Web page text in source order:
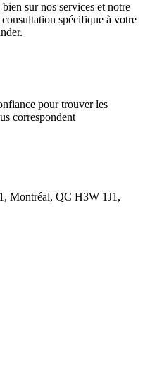
sur nos services et notre
spécifique à votre
pour trouver les
correspondent
Montréal, QC H3W 1J1,